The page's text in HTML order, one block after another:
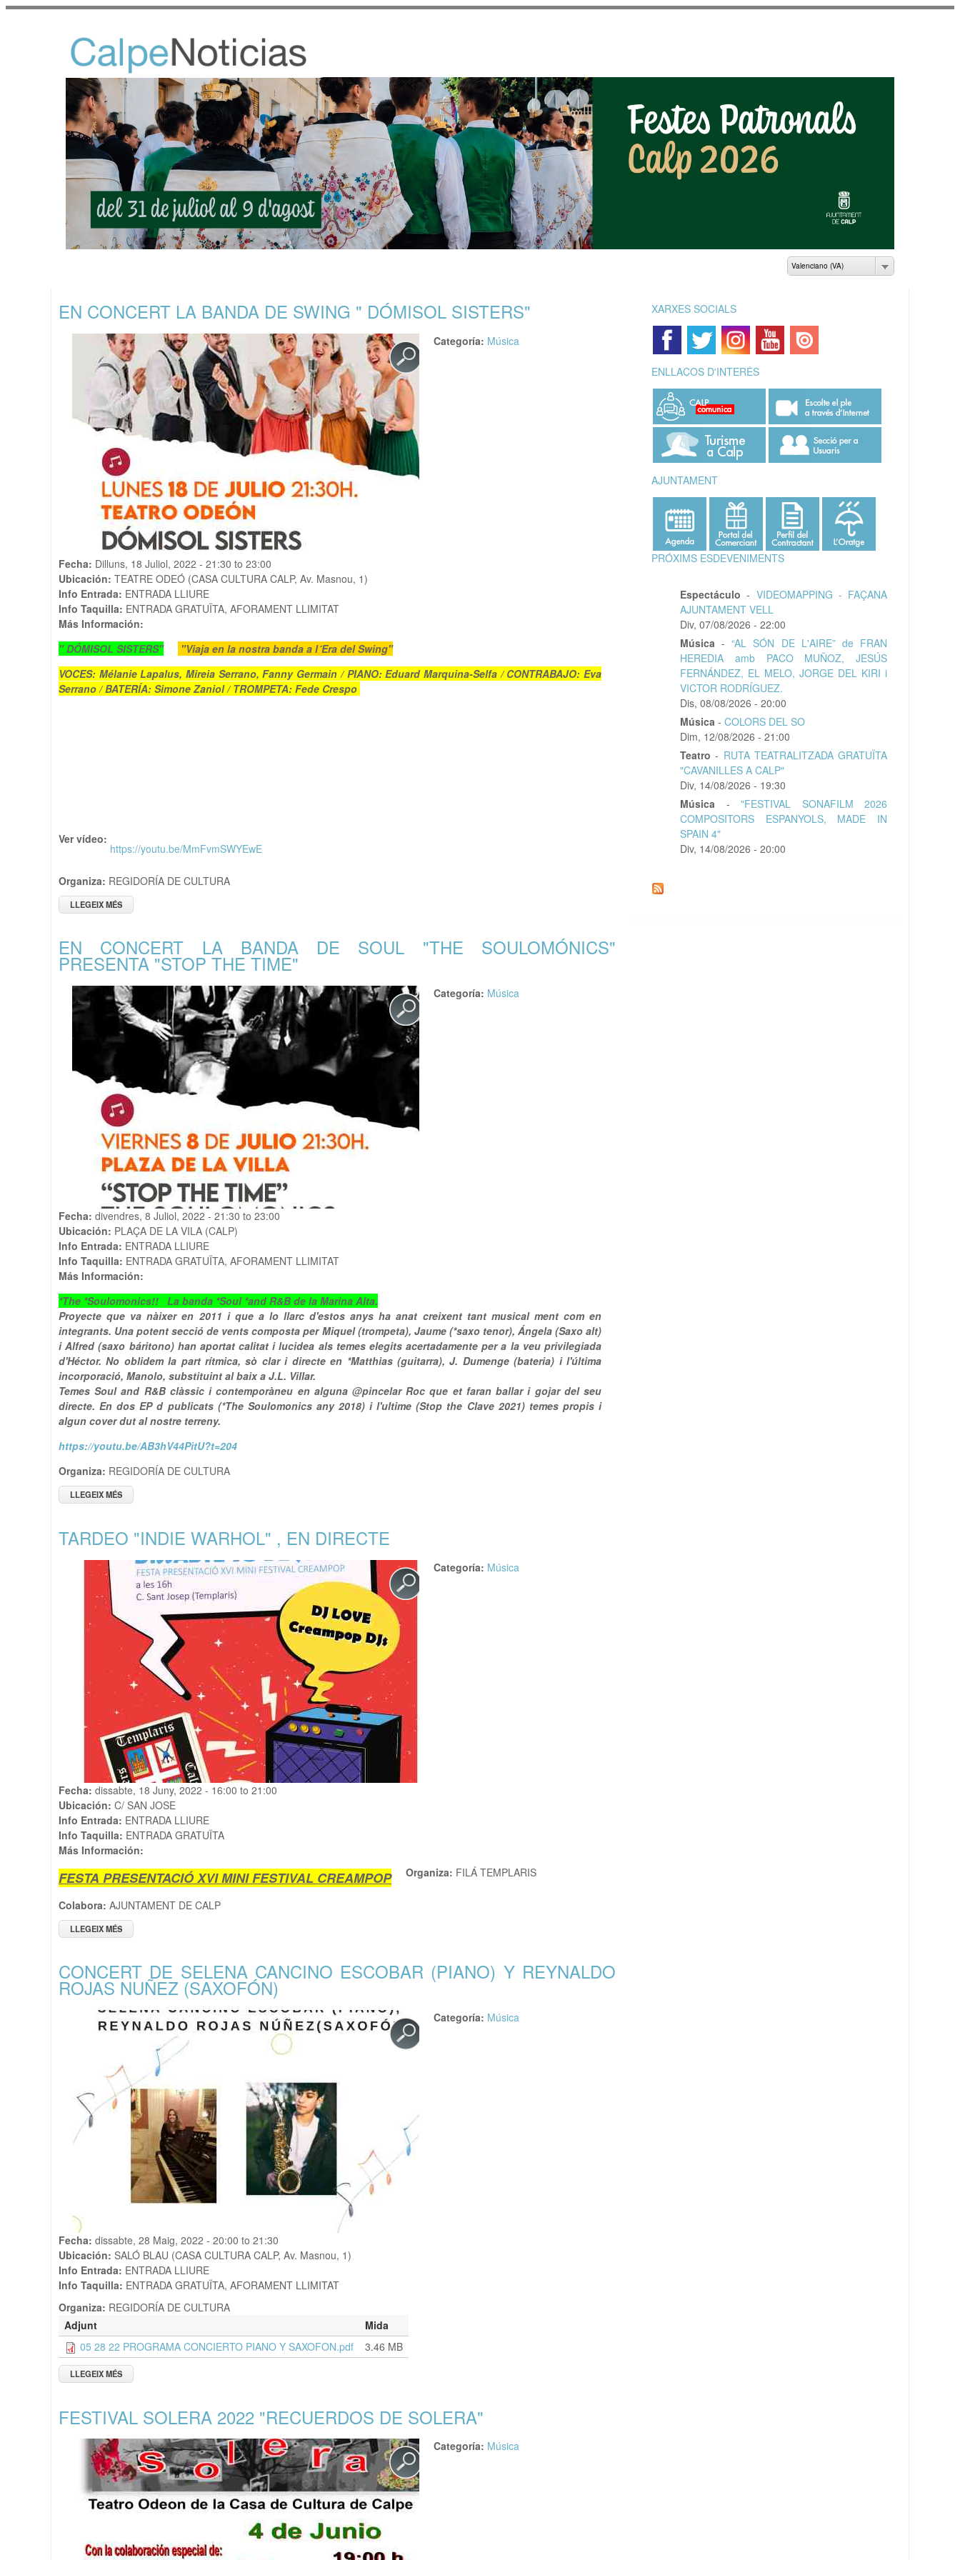
Vés al
Valenciano (VA)
EN CONCERT LA BANDA DE SWING " DÓMISOL SISTERS"
Categoría: Música
Fecha: Dilluns, 18 Juliol, 2022 - 21:30 to 23:00
Ubicación: TEATRE ODEÓ (CASA CULTURA CALP, Av. Masnou, 1)
Info Entrada: ENTRADA LLIURE
Info Taquilla: ENTRADA GRATUÏTA, AFORAMENT LLIMITAT
Más Información:
" DÓMISOL SISTERS"
"Viaja en la nostra banda a l´Era del Swing"
VOCES: Mélanie Lapalus, Mireia Serrano, Fanny Germain / PIANO: Eduard Marquina-Selfa / CONTRABAJO: Eva
Serrano / BATERÍA: Simone Zaniol / TROMPETA: Fede Crespo
Ver vídeo:
https://youtu.be/MmFvmSWYEwE
Organiza: REGIDORÍA DE CULTURA
LLEGEIX MÉS
EN CONCERT LA BANDA DE SOUL "THE SOULOMÓNICS"
PRESENTA "STOP THE TIME"
Categoría: Música
Fecha: divendres, 8 Juliol, 2022 - 21:30 to 23:00
Ubicación: PLAÇA DE LA VILA (CALP)
Info Entrada: ENTRADA LLIURE
Info Taquilla: ENTRADA GRATUÏTA, AFORAMENT LLIMITAT
Más Información:
*The *Soulomonics!! La banda *Soul *and R&B de la Marina Alta.
Proyecte que va nàixer en 2011 i que a lo llarc d'estos anys ha anat creixent tant musical ment com en
integrants. Una potent secció de vents composta per Miquel (trompeta), Jaume (*saxo tenor), Ángela (Saxo alt)
i Alfred (saxo báritono) han aportat calitat i lucidea als temes elegits acertadamente per a la veu privilegiada
d'Héctor. No oblidem la part rítmica, sò clar i directe en *Matthias (guitarra), J. Dumenge (bateria) i l'última
incorporació, Manolo, substituint al baix a J.L. Villar.
Temes Soul and R&B clàssic i contemporàneu en alguna @pincelar Roc que et faran ballar i gojar del seu
directe. En dos EP d publicats (*The Soulomonics any 2018) i l'ultime (Stop the Clave 2021) temes propis i
algun cover dut al nostre terreny.
https://youtu.be/AB3hV44PitU?t=204
Organiza: REGIDORÍA DE CULTURA
LLEGEIX MÉS
TARDEO "INDIE WARHOL" , EN DIRECTE
Categoría: Música
Fecha: dissabte, 18 Juny, 2022 - 16:00 to 21:00
Ubicación: C/ SAN JOSE
Info Entrada: ENTRADA LLIURE
Info Taquilla: ENTRADA GRATUÏTA
Más Información:
FESTA PRESENTACIÓ XVI MINI FESTIVAL CREAMPOP Organiza: FILÁ TEMPLARIS
Colabora: AJUNTAMENT DE CALP
LLEGEIX MÉS
CONCERT DE SELENA CANCINO ESCOBAR (PIANO) Y REYNALDO
ROJAS NUÑEZ (SAXOFÓN)
Categoría: Música
Fecha: dissabte, 28 Maig, 2022 - 20:00 to 21:30
Ubicación: SALÓ BLAU (CASA CULTURA CALP, Av. Masnou, 1)
Info Entrada: ENTRADA LLIURE
Info Taquilla: ENTRADA GRATUÏTA, AFORAMENT LLIMITAT
Organiza: REGIDORÍA DE CULTURA
Adjunt
Mida
05 28 22 PROGRAMA CONCIERTO PIANO Y SAXOFON.pdf
3.46 MB
LLEGEIX MÉS
FESTIVAL SOLERA 2022 "RECUERDOS DE SOLERA"
Categoría: Música
XARXES SOCIALS
ENLLAÇOS D'INTERÉS
AJUNTAMENT
PRÓXIMS ESDEVENIMENTS
Espectáculo - VIDEOMAPPING - FAÇANA
AJUNTAMENT VELL
Div, 07/08/2026 - 22:00
Música -“AL SÓN DE L'AIRE” de FRAN
HEREDIA amb PACO MUÑOZ, JESÚS
FERNÁNDEZ, EL MELO, JORGE DEL KIRI i
VICTOR RODRÍGUEZ.
Dis, 08/08/2026 - 20:00
Música - COLORS DEL SO
Dim, 12/08/2026 - 21:00
Teatro - RUTA TEATRALITZADA GRATUÏTA
"CAVANILLES A CALP"
Div, 14/08/2026 - 19:30
Música
- "FESTIVAL SONAFILM 2026
COMPOSITORS ESPANYOLS, MADE IN
SPAIN 4"
Div, 14/08/2026 - 20:00